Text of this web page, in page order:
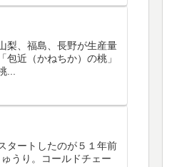
梨、福島、長野が生産量
近（かねちか）の桃」
...
タートしたのが５１年前
うり。コールドチェー